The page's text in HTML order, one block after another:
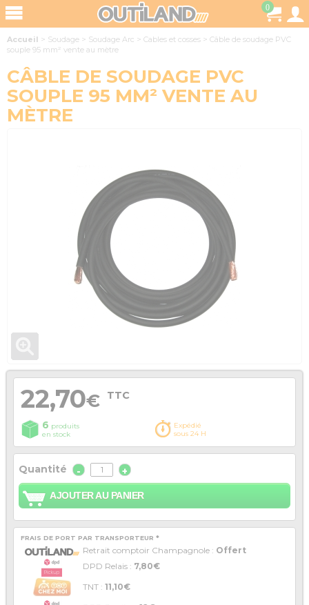
0
Accueil > Soudage > Soudage Arc > Cables et cosses > Câble de soudage PVC
souple 95 mm² vente au mètre
CÂBLE DE SOUDAGE PVC
SOUPLE 95 MM² VENTE AU
MÈTRE
22,70€ TTC
6 produits
en stock
Expédié
sous 24 H
Quantité - +
AJOUTER AU PANIER
FRAIS DE PORT PAR TRANSPORTEUR *
Retrait comptoir Champagnole : Offert
DPD Relais : 7,80€
TNT : 11,10€